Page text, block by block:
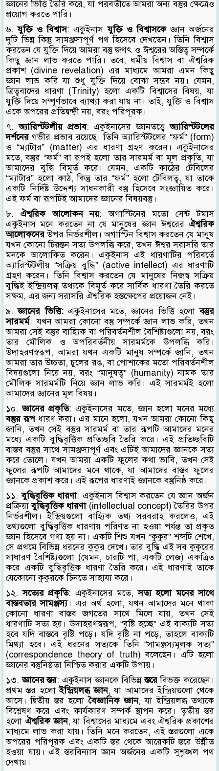
জ্ঞানের ভিত্তি তৈরি করে, যা পরবর্তীতে আমরা অন্য বস্তুর ক্ষেত্রেও
প্রয়োগ করতে পারি।
৬.যুক্তি ও বিশ্বাস: একুইনাসযুক্তি ও বিশ্বাসকেজ্ঞান অর্জনের
দুটি ভিন্ন কিন্তু সামঞ্জস্যপূর্ণ পথ হিসেবে দেখতেন। তিনি বিশ্বাস
করতেন যে যুক্তি দিয়ে আমরা বস্তু জগৎ ও ঈশ্বরের অস্তিত্ব সম্পর্কে
কিছু জ্ঞান লাভ করতে পারি। তবে, ধর্মীয় বিশ্বাস বা ঐশ্বরিক
প্রকাশ (divine revelation) এর মাধ্যমে আমরা এমন কিছু
জ্ঞান লাভ করি যা শুধু যুক্তি দিয়ে বোঝা সম্ভব নয়। যেমন,
ত্রিত্ববাদের ধারণা (Trinity) হলো একটি বিশ্বাসের বিষয়, যা
যুক্তি দিয়ে সম্পূর্ণভাবে ব্যাখ্যা করা যায় না। তাই, যুক্তি ও বিশ্বাস
একে অপরের প্রতিদ্বন্দ্বী নয়, বরং পরিপূরক।
৭.অ্যারিস্টটলীয় প্রভাব: একুইনাসের জ্ঞানতত্ত্বেঅ্যারিস্টটলের
দর্শনেরগভীর প্রভাব রয়েছে। তিনি অ্যারিস্টটলের “ফর্ম” (form)
ও “ম্যাটার” (matter) এর ধারণা গ্রহণ করেন। একুইনাসের
মতে, বস্তুর “ফর্ম” বা রূপই হলো তার সারমর্ম বা মূল প্রকৃতি, যা
আমাদের বুদ্ধি বিমূর্ত করে। যেমন, একটি কাঠের টেবিলের
“ম্যাটার” হলো কাঠ, কিন্তু তার “ফর্ম” হলো টেবিলত্ব, যা তাকে
একটি নির্দিষ্ট উদ্দেশ্য সাধনকারী বস্তু হিসেবে সংজ্ঞায়িত করে।
এই ফর্ম বা রূপটিই আমাদের জ্ঞানের বিষয়বস্তু।
৮. ঐশ্বরিক আলোকন নয়: অগাস্টিনের মতো সেন্ট টমাস
একুইনাস মনে করতেন না যে মানুষের জ্ঞান ঈশ্বরের ঐশ্বরিক
আলোকনেরউপর নির্ভরশীল। অগাস্টিন বিশ্বাস করতেন যে মানুষ
যখন কোনো চিরন্তন সত্য উপলব্ধি করে, তখন ঈশ্বর সরাসরি তার
মনকে আলোকিত করেন। একুইনাস এই ধারণাটির পরিবর্তে
অ্যারিস্টটলীয় “সক্রিয় বুদ্ধি” (active intellect) এর ধারণাটি
গ্রহণ করেন। তিনি বিশ্বাস করতেন যে মানুষের নিজস্ব সক্রিয়
বুদ্ধিই ইন্দ্রিয়লব্ধ তথ্যকে বিমূর্ত করে সার্বিক ধারণা তৈরি করতে
সক্ষম, এর জন্য সরাসরি ঐশ্বরিক হস্তক্ষেপের প্রয়োজন নেই।
৯.জ্ঞানের ভিত্তি:একুইনাসের মতে, জ্ঞানের ভিত্তি হলোবস্তুর
সারমর্ম। যখন আমরা কোনো বস্তু সম্পর্কে জ্ঞান লাভ করি, তখন
আমরা সেই বস্তুর বাহ্যিক বা পরিবর্তনশীল বৈশিষ্ট্যগুলো নয়, বরং
তার মৌলিক ও অপরিবর্তনীয় সারমর্মকে উপলব্ধি করি।
উদাহরণস্বরূপ, আমরা যখন একটি মানুষ সম্পর্কে জানি, তখন
আমরা তার উচ্চতা, চুলের রঙ, বা পোশাকের মতো পরিবর্তনশীল
বিষয়গুলো নিয়ে নয়, বরং “মানুষত্ব” (humanity) নামক তার
মৌলিক সারমর্মটি নিয়ে জ্ঞান লাভ করি। এই সারমর্মই হলো
আমাদের জ্ঞানের মূল বিষয়।
১০.জ্ঞানের প্রকৃতি: একুইনাসের মতে, জ্ঞান হলো মনের মধ্যে
বস্তুর রূপধারণ করা। এর মানে হলো, যখন আমরা কোনো কিছু
জানি, তখন সেই বস্তুর সারমর্ম বা তার রূপটি আমাদের মনের
মধ্যে একটি বুদ্ধিবৃত্তিক প্রতিচ্ছবি তৈরি করে। এই প্রতিচ্ছবিটি
বাস্তব বস্তুর সাথে সামঞ্জস্যপূর্ণ এবং এটিই আমাদের জ্ঞানকে সত্য
করে তোলে। যখন আমরা একটি ফুলের কথা ভাবি, তখন সেই
ফুলের রূপটি আমাদের মনে থাকে, যা আমাদের বাস্তব ফুলের
জ্ঞানকে প্রকাশ করে। এই রূপের ধারণাই জ্ঞানকে বস্তুনিষ্ঠ করে।
১১.বুদ্ধিবৃত্তিক ধারণা: একুইনাস বিশ্বাস করতেন যে জ্ঞান অর্জন
প্রক্রিয়াবুদ্ধিবৃত্তিক ধারণা(intellectual concept) তৈরির উপর
নির্ভরশীল। ইন্দ্রিয়গুলো বাহ্যিক তথ্য সরবরাহ করলেও, এই
তথ্যগুলো বুদ্ধিবৃত্তিক ধারণায় পরিণত না হওয়া পর্যন্ত তা প্রকৃত
জ্ঞান হিসেবে গণ্য হয় না। একটি শিশু যখন “কুকুর” শব্দটি শেখে,
সে প্রথমে বিভিন্ন ধরনের কুকুর দেখে। তার বুদ্ধি এই সব কুকুরের
সাধারণ বৈশিষ্ট্যগুলো (যেমন, চারটি পা, একটি লেজ) একত্রিত
করে একটি বুদ্ধিবৃত্তিক ধারণা তৈরি করে। এই ধারণাই তাকে
যেকোনো কুকুরকে চিনতে সাহায্য করে।
১২.সত্যের প্রকৃতি: একুইনাসের মতে,সত্য হলো মনের সাথে
বাস্তবতার সামঞ্জস্য। এর অর্থ হলো, যখন আমাদের মনে থাকা
কোনো ধারণা বাস্তব জগতের সাথে মিলে যায়, তখন সেই
ধারণাটি সত্য হয়। উদাহরণস্বরূপ, “বৃষ্টি হচ্ছে” এই বাক্যটি সত্য
হবে যদি বাস্তবে বৃষ্টি পড়ে। যদি বৃষ্টি না পড়ে, তাহলে বাক্যটি
মিথ্যা হবে। এই ধরনের সত্যকে তিনি “সামঞ্জস্যমূলক সত্য”
(correspondence theory of truth) বলেছেন। এটি হলো
জ্ঞানের বস্তুনিষ্ঠতা নিশ্চিত করার একটি উপায়।
১৩.জ্ঞানের স্তর: একুইনাস জ্ঞানকে বিভিন্নস্তরেবিভক্ত করেছেন।
প্রথম স্তর হলোইন্দ্রিয়লব্ধ জ্ঞান, যা আমাদের ইন্দ্রিয়গুলো থেকে
আসে। দ্বিতীয় স্তর হলোবৈজ্ঞানিক জ্ঞান, যা ইন্দ্রিয়লব্ধ তথ্যকে
বিশ্লেষণ করে এবং কার্যকারণ সম্পর্ক স্থাপন করে। তৃতীয় স্তর
হলো ঐশ্বরিক জ্ঞান, যা বিশ্বাসের মাধ্যমে এবং ঐশ্বরিক প্রকাশের
মাধ্যমে লাভ করা যায়। তিনি মনে করতেন, এই স্তরগুলো একে
অপরের পরিপূরক এবং একটি স্তর থেকে আরেকটি স্তরে উন্নীত
হওয়া যায়। এই স্তরবিন্যাস জ্ঞান অর্জনের একটি সুশৃঙ্খল পথ
দেখায়।